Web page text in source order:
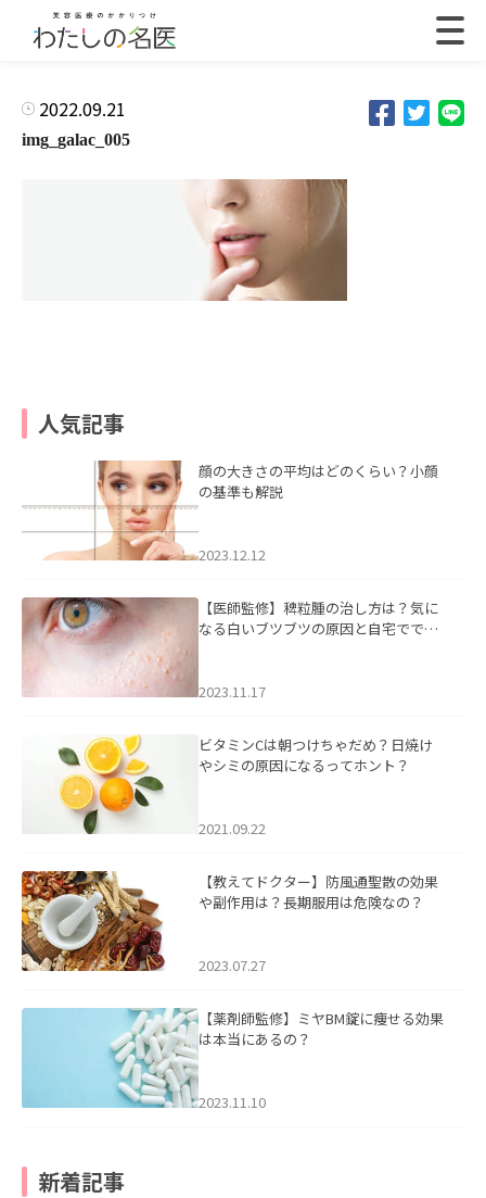
2022.09.21
img_galac_005
人気記事
顔の大きさの平均はどのくらい？小顔
の基準も解説
2023.12.12
【医師監修】稗粒腫の治し方は？気に
なる白いブツブツの原因と自宅ででき
2023.11.17
ビタミンCは朝つけちゃだめ？日焼け
やシミの原因になるってホント？
2021.09.22
【教えてドクター】防風通聖散の効果
や副作用は？長期服用は危険なの？
2023.07.27
【薬剤師監修】ミヤBM錠に痩せる効果
は本当にあるの？
2023.11.10
新着記事